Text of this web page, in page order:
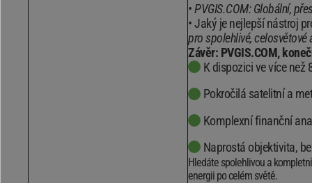
PVGIS.COM: Globální,
Jaký je nejlepší nástroj
pro spolehlivé,
Závěr: PVGIS.COM,
K dispozici ve více než
Pokročilá satelitní a
Komplexní finanční
Naprostá objektivita,
Hledáte spolehlivou a
energii po celém světě.